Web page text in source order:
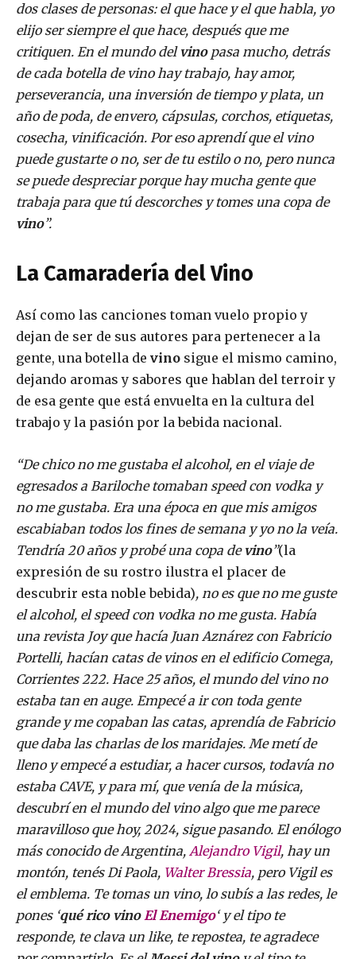
dos clases de personas: el que hace y el que habla, yo
elijo ser siempre el que hace, después que me
critiquen. En el mundo delvinopasa mucho, detrás
de cada botella de vino hay trabajo, hay amor,
perseverancia, una inversión de tiempo y plata, un
año de poda, de envero, cápsulas, corchos, etiquetas,
cosecha, vinificación. Por eso aprendí que el vino
puede gustarte o no, ser de tu estilo o no, pero nunca
se puede despreciar porque hay mucha gente que
trabaja para que tú descorches y tomes una copa de
vino”.
La Camaradería del Vino
Así como las canciones toman vuelo propio y
dejan de ser de sus autores para pertenecer a la
gente, una botella de vino sigue el mismo camino,
dejando aromas y sabores que hablan del terroir y
de esa gente que está envuelta en la cultura del
trabajo y la pasión por la bebida nacional.
“De chico no me gustaba el alcohol, en el viaje de
egresados a Bariloche tomaban speed con vodka y
no me gustaba. Era una época en que mis amigos
escabiaban todos los fines de semana y yo no la veía.
Tendría 20 años y probé una copa de vino”(la
expresión de su rostro ilustra el placer de
descubrir esta noble bebida), no es que no me guste
el alcohol, el speed con vodka no me gusta. Había
una revista Joy que hacía Juan Aznárez con Fabricio
Portelli, hacían catas de vinos en el edificio Comega,
Corrientes 222. Hace 25 años, el mundo del vino no
estaba tan en auge. Empecé a ir con toda gente
grande y me copaban las catas, aprendía de Fabricio
que daba las charlas de los maridajes. Me metí de
lleno y empecé a estudiar, a hacer cursos, todavía no
estaba CAVE, y para mí, que venía de la música,
descubrí en el mundo del vino algo que me parece
maravilloso que hoy, 2024, sigue pasando. El enólogo
más conocido de Argentina, Alejandro Vigil, hay un
montón, tenés Di Paola, Walter Bressia, pero Vigil es
el emblema. Te tomas un vino, lo subís a las redes, le
pones ‘qué rico vinoEl Enemigo‘ y el tipo te
responde, te clava un like, te repostea, te agradece